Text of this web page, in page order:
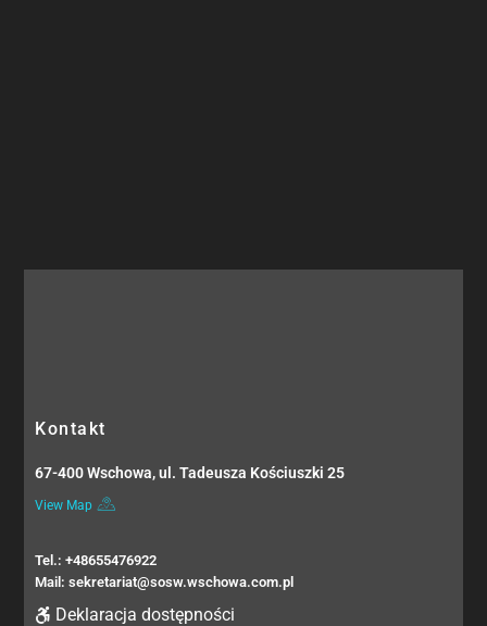
Kontakt
67-400 Wschowa, ul. Tadeusza Kościuszki 25
View Map
Tel.: +48655476922
Mail: sekretariat@sosw.wschowa.com.pl
Deklaracja dostępności